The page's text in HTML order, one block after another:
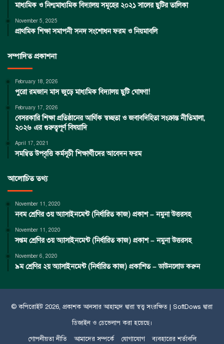
মাধ্যমিক ও নিন্মমাধ্যমিক বিদ্যালয় সমূহের ২০২১ সালের ছুটির তালিকা
November 5, 2025
প্রাথমিক শিক্ষা সমাপনী সনদ সংশোধন ফরম ও নিয়মাবলি
সম্পাদিত প্রকাশনা
February 18, 2026
পুরো রমজান মাস জুড়ে মাধ্যমিক বিদ্যালয় ছুটি ঘোষণা!
February 17, 2026
বেসরকারি শিক্ষা প্রতিষ্ঠানের আর্থিক স্বচ্ছতা ও জবাবদিহিতা সংক্রান্ত নীতিমালা,
২০২৬ এর গুরুত্বপূর্ণ বিষয়াদি
April 17, 2021
সমন্বিত উপবৃত্তি কর্মসূচী শিক্ষার্থীদের আবেদন ফরম
আলোচিত তথ্য
November 11, 2020
নবম শ্রেণির ৩য় অ্যাসাইনমেন্ট (নির্ধারিত কাজ) প্রকাশ – নমুনা উত্তরসহ
November 11, 2020
সপ্তম শ্রেণির ৩য় অ্যাসাইনমেন্ট (নির্ধারিত কাজ) প্রকাশ – নমুনা উত্তরসহ
November 6, 2020
৯ম শ্রেণির ২য় অ্যাসাইনমেন্ট (নির্ধারিত কাজ) প্রকাশিত – ডাউনলোড করুন
© কপিরােইট 2026, প্রকাশকআনসার আহাম্মদদ্বারা স্বত্ত্ব সংরক্ষিত | SoftDows দ্বারা
ডিজাইন ও ডেভেলাপ করা হয়েছে।
গোপনীয়তা নীতি
আমাদের সম্পর্কে যোগাযোগ ব্যবহারের শর্তাবলি